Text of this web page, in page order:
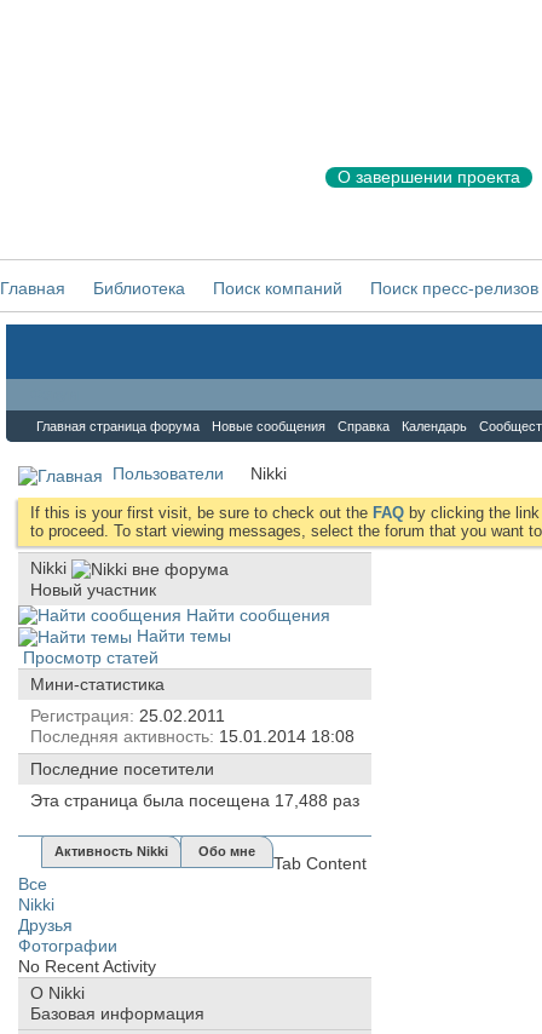
О завершении проекта
Главная Библиотека Поиск компаний Поиск пресс-релизов
Главная страница форума Новые сообщения Справка Календарь
Пользователи Nikki
If this is your first visit, be sure to check out the FAQ by clicking the
to proceed. To start viewing messages, select the forum that you want
Nikki
Новый участник
Найти сообщения
Найти темы
Просмотр статей
Мини-статистика
Регистрация
25.02.2011
Последняя активность 15.01.2014 18:08
Последние посетители
Эта страница была посещена 17,488 раз
Активность Nikki Обо мне
Tab Content
Все
Nikki
Друзья
Фотографии
No Recent Activity
О Nikki
Базовая информация